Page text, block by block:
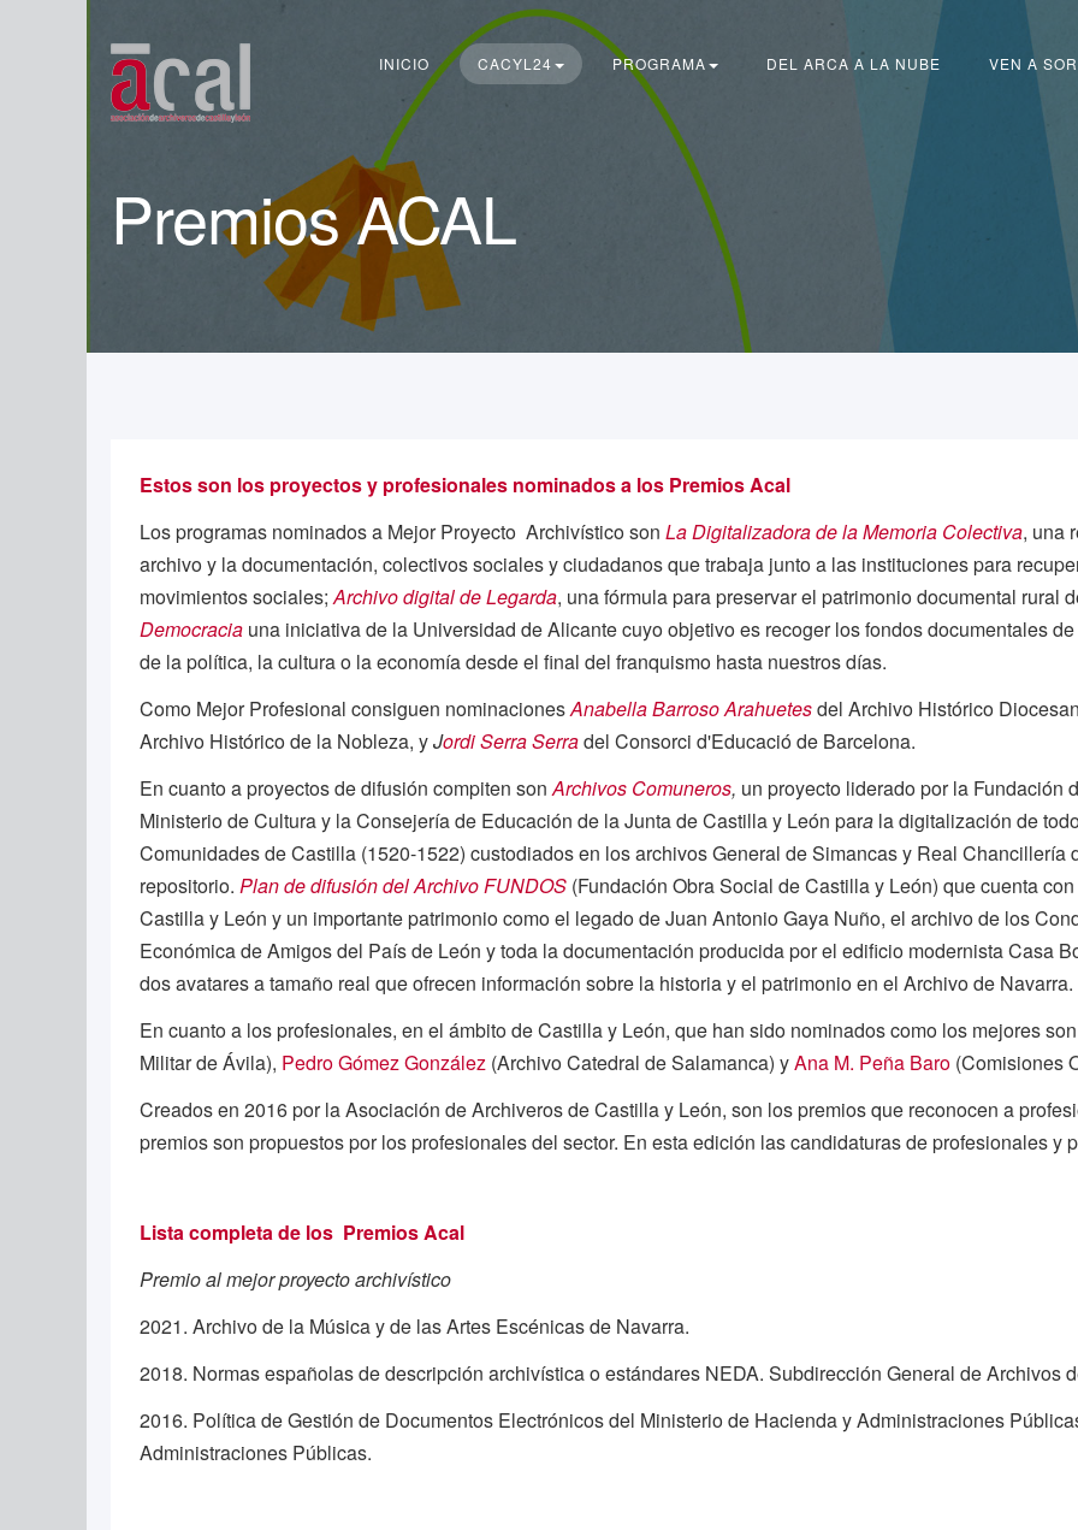
INICIO CACYL24 PROGRAMA DEL ARCA A LA NUBE VEN A
Premios ACAL
Estos son los proyectos y profesionales nominados a los Premios Acal
Los programas nominados a Mejor Proyecto Archivístico son La Digitalizadora de la Memoria Colectiva, una
archivo y la documentación, colectivos sociales y ciudadanos que trabaja junto a las instituciones para
movimientos sociales;Archivo digital de Legarda, una fórmula para preservar el patrimonio documental rural
Democracia una iniciativa de la Universidad de Alicante cuyo objetivo es recoger los fondos documentales
de la política, la cultura o la economía desde el final del franquismo hasta nuestros días.
Como Mejor Profesional consiguen nominacionesAnabella Barroso Arahuetesdel Archivo Histórico
Archivo Histórico de la Nobleza, yJordi Serra Serradel Consorci d'Educació de Barcelona.
En cuanto a proyectos de difusión compiten sonArchivos Comuneros, un proyecto liderado por la Fundación
Ministerio de Cultura y la Consejería de Educación de la Junta de Castilla y León para la digitalización de
Comunidades de Castilla (1520-1522) custodiados en los archivos General de Simancas y Real Chancillería
repositorio. Plan de difusión del Archivo FUNDOS (Fundación Obra Social de Castilla y León) que cuenta
Castilla y León y un importante patrimonio como el legado de Juan Antonio Gaya Nuño, el archivo de los
Económica de Amigos del País de León y toda la documentación producida por el edificio modernista Casa
dos avatares a tamaño real que ofrecen información sobre la historia y el patrimonio en el Archivo de Navarra.
En cuanto a los profesionales, en el ámbito de Castilla y León, que han sido nominados como los mejores
Militar de Ávila), Pedro Gómez González (Archivo Catedral de Salamanca) yAna M. Peña Baro (Comisiones
Creados en 2016 por la Asociación de Archiveros de Castilla y León, son los premios que reconocen a
premios son propuestos por los profesionales del sector. En esta edición las candidaturas de profesionales y
Lista completa de los Premios Acal
Premio al mejor proyecto archivístico
2021. Archivo de la Música y de las Artes Escénicas de Navarra.
2018. Normas españolas de descripción archivística o estándares NEDA. Subdirección General de Archivos
2016. Política de Gestión de Documentos Electrónicos del Ministerio de Hacienda y Administraciones
Administraciones Públicas.